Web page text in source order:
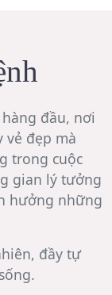
đầu, nơi
vẻ đẹp mà
trong cuộc
gian lý tưởng
hưởng những
đầy tự